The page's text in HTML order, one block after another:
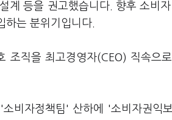
계 등을 권고했습니다. 향후 소비
하는 분위기입니다.
조직을 최고경영자(CEO) 직속으
비자정책팀' 산하에 '소비자권익